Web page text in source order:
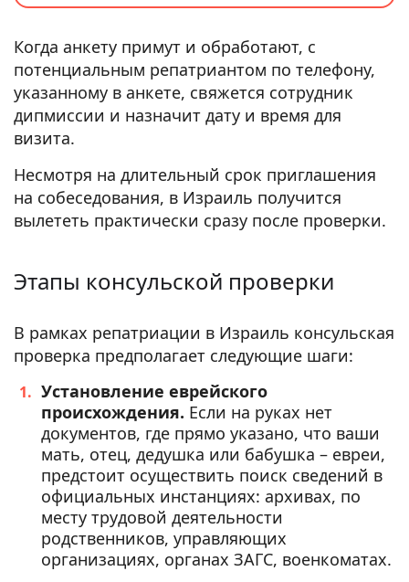
Когда анкету примут и обработают, с
потенциальным репатриантом по телефону,
указанному в анкете, свяжется сотрудник
дипмиссии и назначит дату и время для
визита.
Несмотря на длительный срок приглашения
на собеседования, в Израиль получится
вылететь практически сразу после проверки.
Этапы консульской проверки
В рамках репатриации в Израиль консульская
проверка предполагает следующие шаги:
Установление еврейского
происхождения. Если на руках нет
документов, где прямо указано, что ваши
мать, отец, дедушка или бабушка – евреи,
предстоит осуществить поиск сведений в
официальных инстанциях: архивах, по
месту трудовой деятельности
родственников, управляющих
организациях, органах ЗАГС, военкоматах.